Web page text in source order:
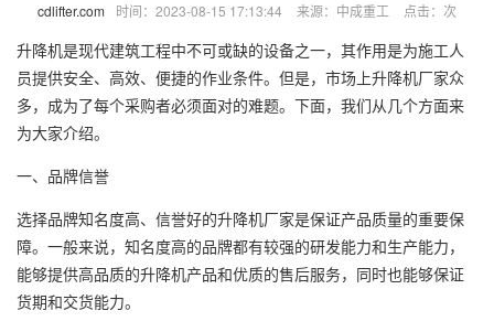
cdlifter.com 时间：2023-08-15 17:13:44 来源：中成重工 点击： 次
升降机是现代建筑工程中不可或缺的设备之一，其作用是为施工人
员提供安全、高效、便捷的作业条件。但是，市场上升降机厂家众
多，成为了每个采购者必须面对的难题。下面，我们从几个方面来
为大家介绍。
一、品牌信誉
选择品牌知名度高、信誉好的升降机厂家是保证产品质量的重要保
障。一般来说，知名度高的品牌都有较强的研发能力和生产能力，
能够提供高品质的升降机产品和优质的售后服务，同时也能够保证
货期和交货能力。